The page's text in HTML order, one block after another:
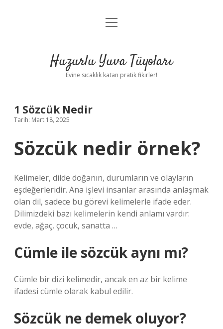
Anasayfa
Yasal Uyarı
menüyü
Huzurlu Yuva Tüyoları
Evine sıcaklık katan pratik fikirler!
1 Sözcük Nedir
Tarih: Mart 18, 2025
Sözcük nedir örnek?
Kelimeler, dilde doğanın, durumların ve olayların
eşdeğerleridir. Ana işlevi insanlar arasında anlaşmak
olan dil, sadece bu görevi kelimelerle ifade eder.
Dilimizdeki bazı kelimelerin kendi anlamı vardır:
evde, ağaç, çocuk, sanatta …
Cümle ile sözcük aynı mı?
Cümle bir dizi kelimedir, ancak en az bir kelime
ifadesi cümle olarak kabul edilir.
Sözcük ne demek oluyor?